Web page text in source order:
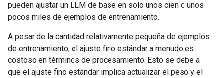
pueden ajustar un LLM de base en solo unos cien o unos
pocos miles de ejemplos de entrenamiento.
A pesar de la cantidad relativamente pequeña de ejemplos
de entrenamiento, el ajuste fino estándar a menudo es
costoso en términos de procesamiento. Esto se debe a
que el ajuste fino estándar implica actualizar el peso y el